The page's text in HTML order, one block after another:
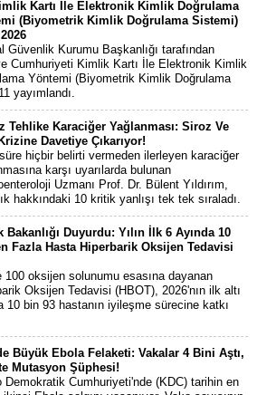
Kartı İle Elektronik Kimlik Doğrulama
(Biyometrik Kimlik Doğrulama Sistemi)
Güvenlik Kurumu Başkanlığı tarafından
Cumhuriyeti Kimlik Kartı İle Elektronik Kimlik
Yöntemi (Biyometrik Kimlik Doğrulama
yayımlandı.
Tehlike Karaciğer Yağlanması: Siroz Ve
Davetiye Çıkarıyor!
hiçbir belirti vermeden ilerleyen karaciğer
karşı uyarılarda bulunan
Uzmanı Prof. Dr. Bülent Yıldırım,
hakkındaki 10 kritik yanlışı tek tek sıraladı.
Bakanlığı Duyurdu: Yılın İlk 6 Ayında 10
Fazla Hasta Hiperbarik Oksijen Tedavisi
100 oksijen solunumu esasına dayanan
Oksijen Tedavisi (HBOT), 2026'nın ilk altı
10 bin 93 hastanın iyileşme sürecine katkı
Büyük Ebola Felaketi: Vakalar 4 Bini Aştı,
Mutasyon Şüphesi!
Demokratik Cumhuriyeti'nde (KDC) tarihin en